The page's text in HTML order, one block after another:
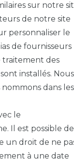
PHENO FLAGS
UNIS 10
Référence de
sur notre
de notre site
personnaliser le
de fournisseurs
traitement des
installés. Nous
dans les
le
Il est possible de
un droit de ne
à une date